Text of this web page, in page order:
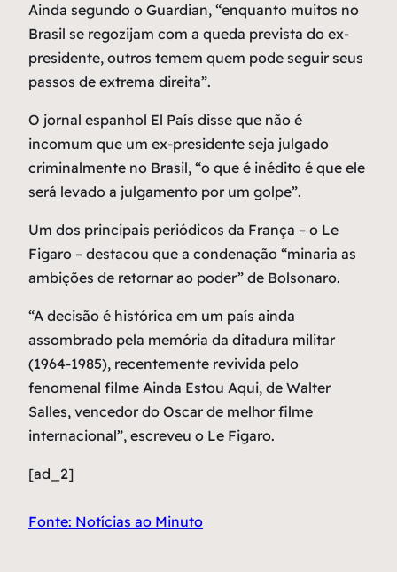
Ainda segundo o Guardian, “enquanto muitos no
Brasil se regozijam com a queda prevista do ex-
presidente, outros temem quem pode seguir seus
passos de extrema direita”.
O jornal espanhol El País disse que não é
incomum que um ex-presidente seja julgado
criminalmente no Brasil, “o que é inédito é que ele
será levado a julgamento por um golpe”.
Um dos principais periódicos da França – o Le
Figaro – destacou que a condenação “minaria as
ambições de retornar ao poder” de Bolsonaro.
“A decisão é histórica em um país ainda
assombrado pela memória da ditadura militar
(1964-1985), recentemente revivida pelo
fenomenal filme Ainda Estou Aqui, de Walter
Salles, vencedor do Oscar de melhor filme
internacional”, escreveu o Le Figaro.
[ad_2]
Fonte: Notícias ao Minuto